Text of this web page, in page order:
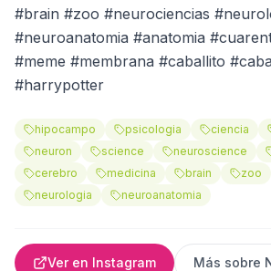
#brain #zoo #neurociencias
#neuroanatomia #anatomia
#meme #membrana #caballito
#harrypotter
hipocampo psicologia ciencia
neuron
science neuroscience
cerebro
medicina brain zoo
neurologia
neuroanatomia
Ver en Instagram Más sobre